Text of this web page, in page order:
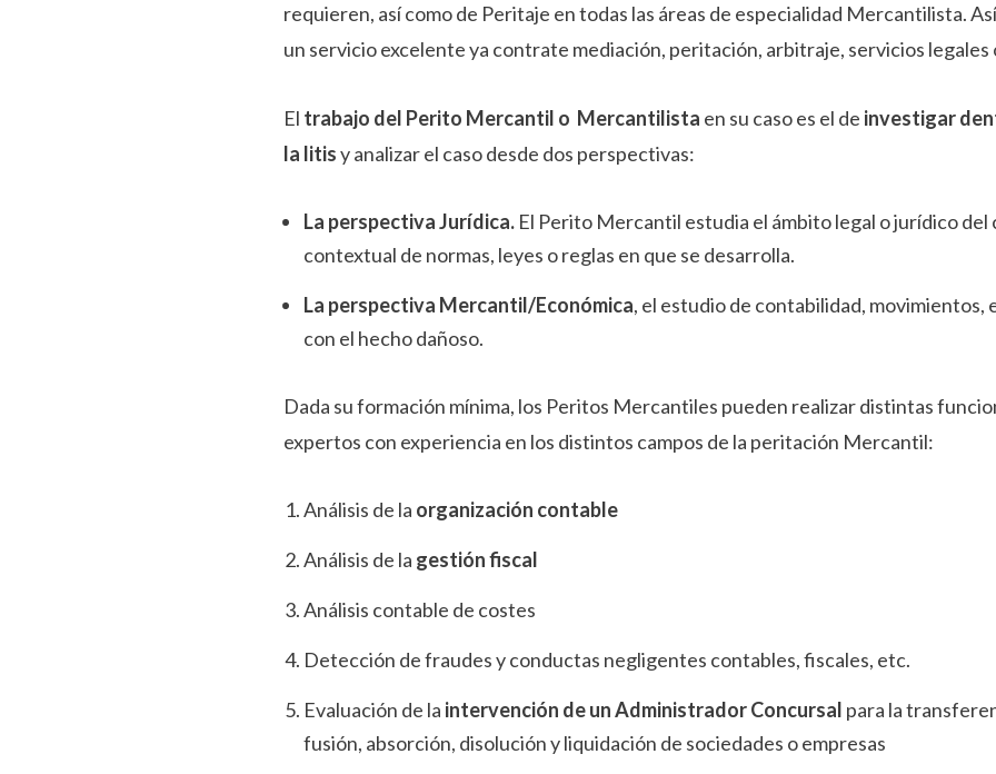
requieren, así como de Peritaje en todas las áreas de especialidad Mercantilista.
un servicio excelente ya contrate mediación, peritación, arbitraje, servicios legales
El trabajo del Perito Mercantil o Mercantilista en su caso es el de investigar
la litisy analizar el caso desde dos perspectivas:
La perspectiva Jurídica. El Perito Mercantil estudia el ámbito legal o jurídico del
contextual de normas, leyes o reglas en que se desarrolla.
La perspectiva Mercantil/Económica, el estudio de contabilidad, movimientos,
con el hecho dañoso.
Dada su formación mínima, los Peritos Mercantiles pueden realizar distintas
expertos con experiencia en los distintos campos de la peritación Mercantil:
Análisis de la organización contable
Análisis de la gestión fiscal
Análisis contable de costes
Detección de fraudes y conductas negligentes contables, fiscales, etc.
Evaluación de la intervención de un Administrador Concursal para la
fusión, absorción, disolución y liquidación de sociedades o empresas